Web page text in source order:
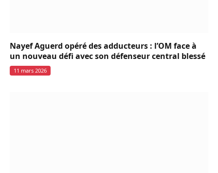
Nayef Aguerd opéré des adducteurs : l’OM face à
un nouveau défi avec son défenseur central blessé
11 mars 2026